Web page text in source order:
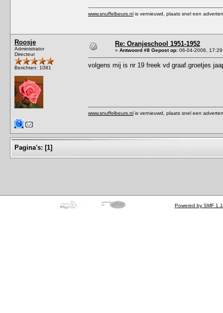
www.snuffelbeurs.nl is vernieuwd, plaats snel een
Roosje
Administrator
Directeur
Berichten: 1081
Re: Oranjeschool 1951-1952
« Antwoord #8 Gepost op: 06-04-2006,
volgens mij is nr 19 freek vd graaf.groetjes
www.snuffelbeurs.nl is vernieuwd, plaats snel een
Pagina's: [1]
Powered by SMF